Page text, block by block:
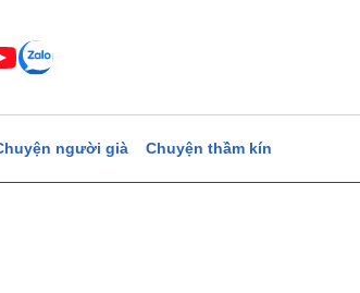
người già Chuyện thầm kín